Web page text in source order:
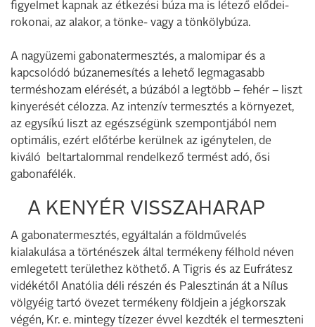
figyelmet kapnak az étkezési búza ma is létező elődei-
rokonai, az alakor, a tönke- vagy a tönkölybúza.
A nagyüzemi gabonatermesztés, a malomipar és a
kapcsolódó búzanemesítés a lehető legmagasabb
terméshozam elérését, a búzából a legtöbb – fehér – liszt
kinyerését célozza. Az intenzív termesztés a környezet,
az egysíkú liszt az egészségünk szempontjából nem
optimális, ezért előtérbe kerülnek az igénytelen, de
kiváló beltartalommal rendelkező termést adó, ősi
gabonafélék.
A KENYÉR VISSZAHARAP
A gabonatermesztés, egyáltalán a földművelés
kialakulása a történészek által termékeny félhold néven
emlegetett területhez köthető. A Tigris és az Eufrátesz
vidékétől Anatólia déli részén és Palesztinán át a Nílus
völgyéig tartó övezet termékeny földjein a jégkorszak
végén, Kr. e. mintegy tízezer évvel kezdték el termeszteni